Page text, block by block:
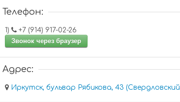
Телефон:
1)
+7 (914) 917-02-26
Звонок через браузер
Адрес: